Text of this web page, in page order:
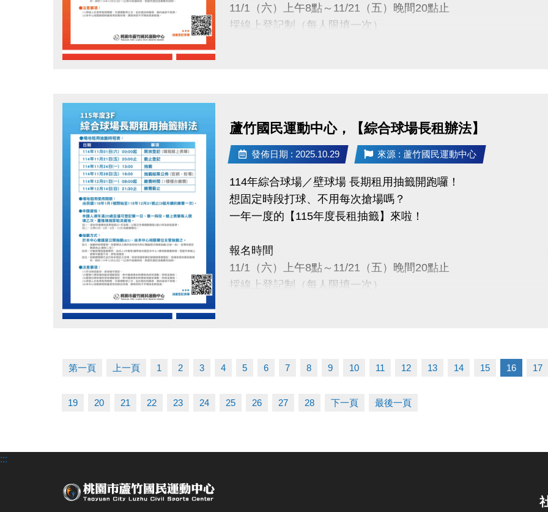
中籤繳費時間
小提醒：
每人限登記一輛車，不得重複或代登記。
承租權限限本人使用，不可轉讓。
讓你的愛車在蘆竹運動中心安心停、放心停~
11/1（六）上午8點～11/21（五）晚間20點止
採線上登記制（每人限填一次）
抽籤結果公布
11/28（五）下午16:00
公布於：1樓球館櫃台／官網／FB粉絲專頁
繳費時間
12/1（一）08:00～12/14（日）21:30止
使用期限
115/1/1～115/12/31（每三個月續約繳費一次）
蘆竹國民運動中心，【綜合球場長租辦法】
發佈日期 : 2025.10.29 來源 : 蘆竹國民運動中心
114年綜合球場／壁球場 長期租用抽籤開跑囉！
想固定時段打球、不用每次搶場嗎？
一年一度的【115年度長租抽籤】來啦！
報名時間
11/1（六）上午8點～11/21（五）晚間20點止
採線上登記制（每人限填一次）
11/28（五）下午16:00
繳費時間
第一頁 上一頁 1 2 3 4 5 6 7 8 9 10 11 12 13 14 15 16 17
19 20 21 22 23 24 25 26 27 28 下一頁 最後一頁
:::